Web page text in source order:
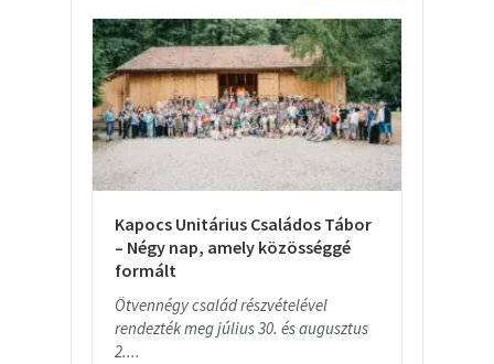
Kapocs Unitárius Családos Tábor
– Négy nap, amely közösséggé
formált
Ötvennégy család részvételével
rendezték meg július 30. és augusztus
2....